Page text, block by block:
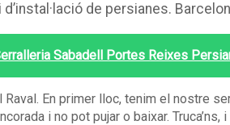
de persianes.
Sabadell Portes Reixes
Raval. En primer lloc, tenim el nostre
i no pot pujar o baixar.